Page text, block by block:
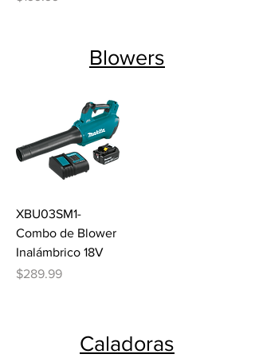
Blowers
XBU03SM1-
Combo de Blower
Inalámbrico 18V
Precio
$289.99
Caladoras